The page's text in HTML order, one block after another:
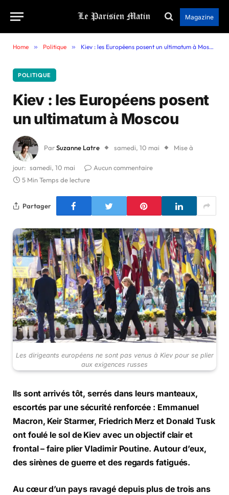
Magazine
Home » Politique » Kiev : les Européens posent un ultimatum à Moscou
POLITIQUE
Kiev : les Européens posent
un ultimatum à Moscou
ParSuzanne Latre samedi, 10 mai Mise à
jour: samedi, 10 mai
Aucun commentaire
5 Min Temps de lecture
Partager
Les dirigeants européens ne sont pas venus à Kiev pour se plier
aux exigences russes
Ils sont arrivés tôt, serrés dans leurs manteaux,
escortés par une sécurité renforcée : Emmanuel
Macron, Keir Starmer, Friedrich Merz et Donald Tusk
ont foulé le sol de Kiev avec un objectif clair et
frontal – faire plier Vladimir Poutine. Autour d’eux,
des sirènes de guerre et des regards fatigués.
Au cœur d’un pays ravagé depuis plus de trois ans